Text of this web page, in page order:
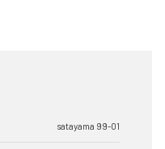
satayama 99-01